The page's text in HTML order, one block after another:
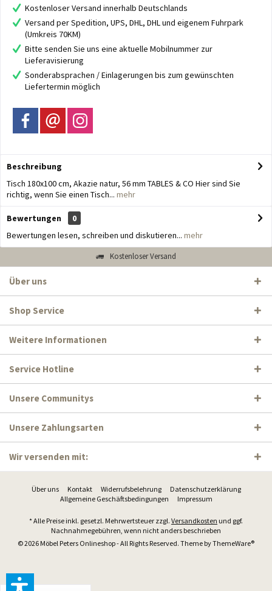
Kostenloser Versand innerhalb Deutschlands
Versand per Spedition, UPS, DHL, DHL und eigenem Fuhrpark
(Umkreis 70KM)
Bitte senden Sie uns eine aktuelle Mobilnummer zur
Lieferavisierung
Sonderabsprachen / Einlagerungen bis zum gewünschten
Liefertermin möglich
Beschreibung
Tisch 180x100 cm, Akazie natur, 56 mm TABLES & CO Hier sind Sie
richtig, wenn Sie einen Tisch... mehr
Bewertungen
0
Bewertungen lesen, schreiben und diskutieren... mehr
Kostenloser Versand
Über uns
Shop Service
Weitere Informationen
Service Hotline
Unsere Communitys
Unsere Zahlungsarten
Wir versenden mit:
Über uns Kontakt Widerrufsbelehrung
Datenschutzerklärung
Allgemeine Geschäftsbedingungen
Impressum
* Alle Preise inkl. gesetzl. Mehrwertsteuer zzgl. Versandkosten und ggf.
Nachnahmegebühren, wenn nicht anders beschrieben
© 2026 Möbel Peters Onlineshop - All Rights Reserved. Theme byThemeWare®